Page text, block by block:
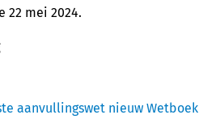
22 mei 2024.
aanvullingswet nieuw Wetboek